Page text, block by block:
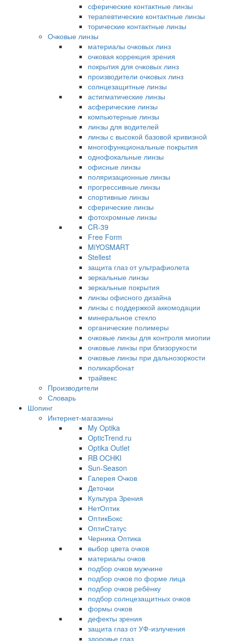
сферические контактные линзы
терапевтические контактные линзы
торические контактные линзы
Очковые линзы
материалы очковых линз
очковая коррекция зрения
покрытия для очковых линз
производители очковых линз
солнцезащитные линзы
астигматические линзы
асферические линзы
компьютерные линзы
линзы для водителей
линзы с высокой базовой кривизной
многофункциональные покрытия
однофокальные линзы
офисные линзы
поляризационные линзы
прогрессивные линзы
спортивные линзы
сферические линзы
фотохромные линзы
CR-39
Free Form
MiYOSMART
Stellest
защита глаз от ультрафиолета
зеркальные линзы
зеркальные покрытия
линзы офисного дизайна
линзы с поддержкой аккомодации
минеральное стекло
органические полимеры
очковые линзы для контроля миопии
очковые линзы при близорукости
очковые линзы при дальнозоркости
поликарбонат
трайвекс
Производители
Словарь
Шопинг
Интернет-магазины
My Optika
OpticTrend.ru
Optika Outlet
RB OCHKI
Sun-Season
Галерея Очков
Деточки
Культура Зрения
НетОптик
ОптикБокс
ОптиСтатус
Черника Оптика
выбор цвета очков
материалы очков
подбор очков мужчине
подбор очков по форме лица
подбор очков ребёнку
подбор солнцезащитных очков
формы очков
дефекты зрения
защита глаз от УФ-излучения
здоровье глаз